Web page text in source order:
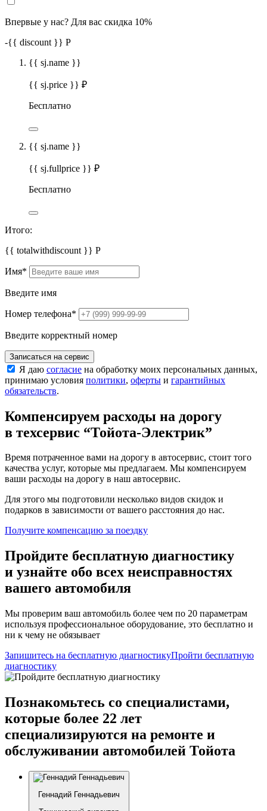
Впервые у нас? Для вас скидка 10%
-{{ discount }} Р
{{ sj.name }}
{{ sj.price }} ₽
Бесплатно
{{ sj.name }}
{{ sj.fullprice }} ₽
Бесплатно
Итого:
{{ totalwithdiscount }} Р
Имя*
Введите имя
Номер телефона*
Введите корректный номер
Записаться на сервис
Я даю согласие на обработку моих персональных данных,
принимаю условия политики, оферты и гарантийных
обязательств.
Компенсируем расходы на дорогу
в техсервис “Тойота-Электрик”
Время потраченное вами на дорогу в автосервис, стоит того
качества услуг, которые мы предлагаем. Мы компенсируем
ваши расходы на дорогу в наш автосервис.
Для этого мы подготовили несколько видов скидок и
подарков в зависимости от вашего расстояния до нас.
Получите компенсацию за поездку
Пройдите бесплатную диагностику
и узнайте обо всех неисправностях
вашего автомобиля
Мы проверим ваш автомобиль более чем по 20 параметрам
используя профессиональное оборудование, это бесплатно и
ни к чему не обязывает
Запишитесь на бесплатную диагностикуПройти бесплатную
диагностику
Познакомьтесь со специалистами,
которые более 22 лет
специализируются на ремонте и
обслуживании автомобилей Тойота
Геннадий Геннадьевич